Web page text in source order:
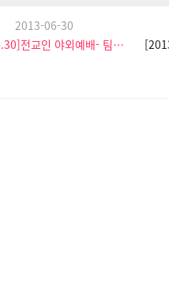
2013-06-30
[2013.6.30]전교인 야외예배- 팀수양관